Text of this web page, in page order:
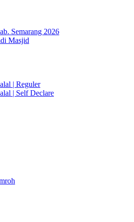
Semarang 2026
Masjid
| Reguler
| Self Declare